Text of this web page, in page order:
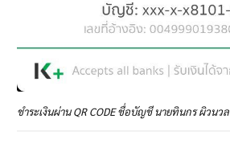
ชำระเงินผ่าน QR CODE ชื่อบัญชี นายทินกร ผิวนวล